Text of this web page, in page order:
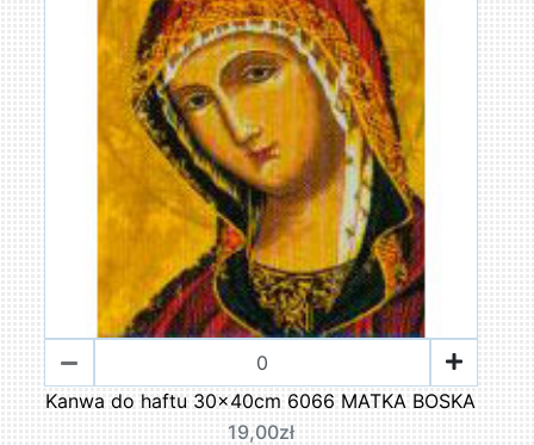
Kanwa do haftu 30x40cm 6066 MATKA BOSKA
19,00zł